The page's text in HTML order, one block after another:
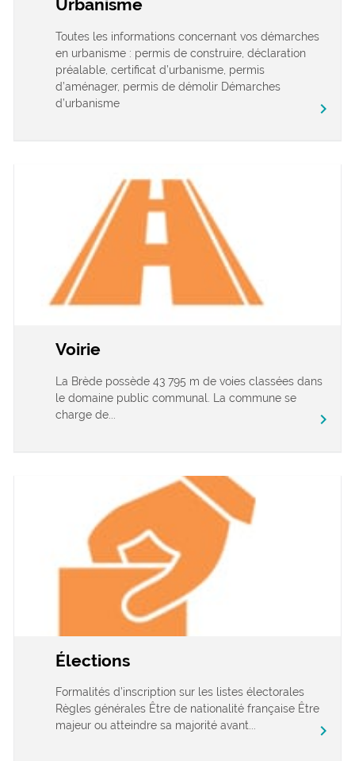
Urbanisme
Toutes les informations concernant vos démarches
en urbanisme : permis de construire, déclaration
préalable, certificat d’urbanisme, permis
d’aménager, permis de démolir Démarches
d’urbanisme
chevron_right
Voirie
La Brède possède 43 795 m de voies classées dans
le domaine public communal. La commune se
charge de...
chevron_right
Élections
Formalités d’inscription sur les listes électorales
Règles générales Être de nationalité française Être
majeur ou atteindre sa majorité avant...
chevron_right